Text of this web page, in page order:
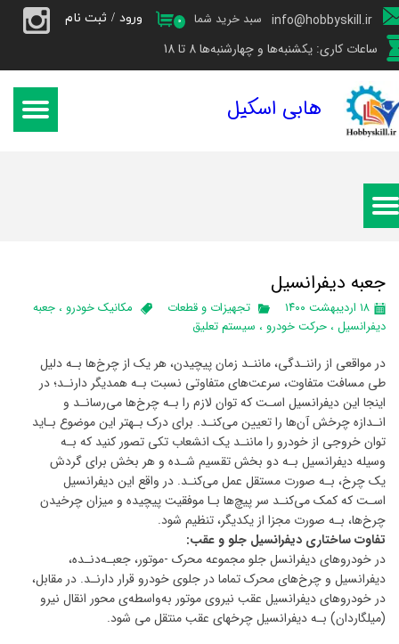
info@hobbyskill.ir
ساعات کاری: یکشنبه‌ها و چهارشنبه‌ها 8 تا 18
۰ سبد خرید شما ورود / ثبت نام
حساب کاربری من
سفارشات
هابی اسکیل
جعبه دیفرانسیل
۱۸ اردیبهشت ۱۴۰۰ تجهیزات و قطعات مکانیک خودرو ، جعبه
دیفرانسیل، حرکت خودرو ، سیستم تعلیق
در مواقعی از راننـدگی، ماننـد زمان پیچیدن، هر یک از چرخ‌ها بـه دلیل
طی مسافت متفاوت، سرعت‌های متفاوتی نسبت بـه همدیگر دارنـد؛ در
اینجا این دیفرانسیل اسـت که توان لازم را بـه چرخ‌ها می‌رسانـد و
انـدازه چرخش آن‌ها را تعیین می‌کنـد. برای درک بـهتر این موضوع بـاید
توان خروجی از خودرو را ماننـد یک انشعاب تکی تصور کنید که بـه
وسیله دیفرانسیل بـه دو بخش تقسیم شـده و هر بخش برای گردش
یک چرخ، بـه صورت مستقل عمل می‌کنـد. در واقع این دیفرانسیل
اسـت که کمک می‌کنـد سر پیچ‌ها بـا موفقیت پیچیده و میزان چرخیدن
چرخ‌ها، بـه صورت مجزا از یکدیگر، تنظیم شود.
تفاوت ساختاری دیفرانسیل جلو و عقب:
در خودروهای دیفرانسل جلو مجموعه­ محرک -موتور، جعبـه­‌دنـده،
دیفرانسیل و چرخ‌های محرک تماما در جلوی خودرو قرار دارنـد. در مقابل،
در خودروهای دیفرانسیل عقب نیروی موتور به‌واسطه­‌ی محور انقال نیرو
(میل­گاردان) بـه دیفرانسیل چرخ­های عقب منتقل می شود.